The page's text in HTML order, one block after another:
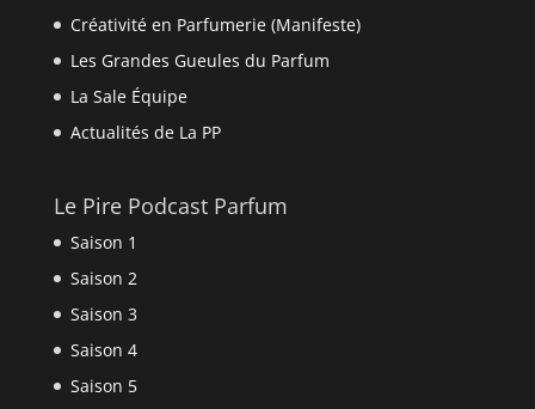
Créativité en Parfumerie (Manifeste)
Les Grandes Gueules du Parfum
La Sale Équipe
Actualités de La PP
Le Pire Podcast Parfum
Saison 1
Saison 2
Saison 3
Saison 4
Saison 5